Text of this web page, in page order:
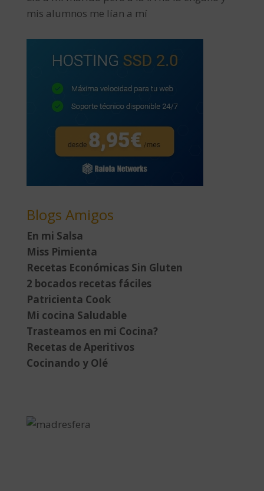
mis alumnos me lían a mí
Blogs Amigos
En mi Salsa
Miss Pimienta
Recetas Económicas Sin Gluten
2 bocados recetas fáciles
Patricienta Cook
Mi cocina Saludable
Trasteamos en mi Cocina?
Recetas de Aperitivos
Cocinando y Olé